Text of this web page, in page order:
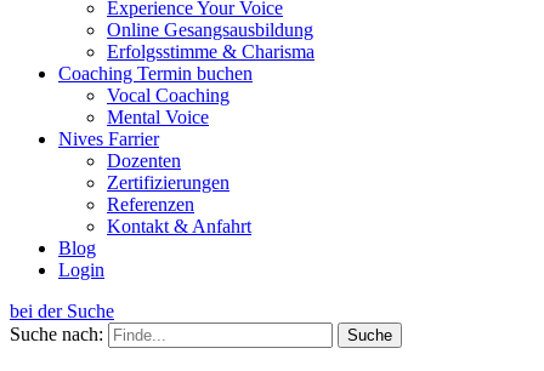
Experience Your Voice
Online Gesangsausbildung
Erfolgsstimme & Charisma
Coaching Termin buchen
Vocal Coaching
Mental Voice
Nives Farrier
Dozenten
Zertifizierungen
Referenzen
Kontakt & Anfahrt
Blog
Login
bei der Suche
Suche nach: